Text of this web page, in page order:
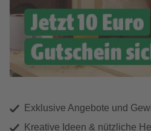
Exklusive Angebote und
Kreative Ideen & nützliche